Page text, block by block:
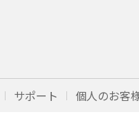
サポート 個人のお客